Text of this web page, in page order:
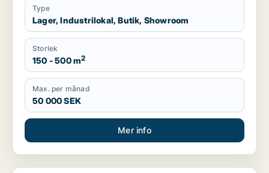
Type
Lager, Industrilokal, Butik, Showroom
Storlek
150 - 500 m2
Max. per månad
50 000 SEK
Mer info